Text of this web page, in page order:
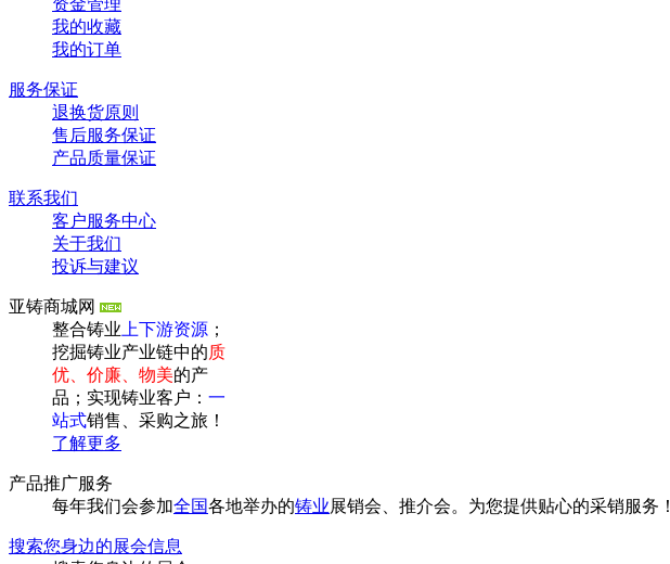
资金管理
我的收藏
我的订单
服务保证
退换货原则
售后服务保证
产品质量保证
联系我们
客户服务中心
关于我们
投诉与建议
亚铸商城网
整合铸业 上下游资源 ；
挖掘铸业产业链中的质
优、价廉、物美的产
品；实现铸业客户： 一
站式销售、采购之旅！
了解更多
产品推广服务
每年我们会参加全国各地举办的铸业展销会、推介会。为您提供贴心的采销服务！
搜索您身边的展会信息